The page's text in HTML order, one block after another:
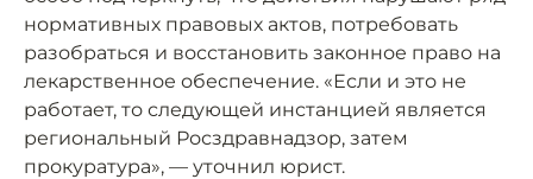
нормативных правовых актов, потребовать
разобраться и восстановить законное право на
лекарственное обеспечение. «Если и это не
работает, то следующей инстанцией является
региональный Росздравнадзор, затем
прокуратура», — уточнил юрист.